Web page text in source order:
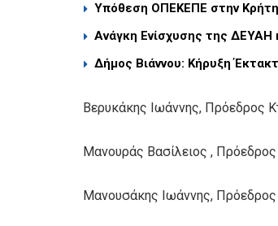
Υπόθεση ΟΠΕΚΕΠΕ στην
Ανάγκη Ενίσχυσης της
Δήμος Βιάννου: Κήρυξη
Βερυκάκης Ιωάννης, Πρόεδρος
Μανουράς Βασίλειος ,
Μανουσάκης Ιωάννης,